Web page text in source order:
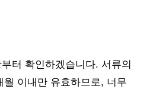
터 확인하겠습니다. 서류의
월 이내만 유효하므로, 너무